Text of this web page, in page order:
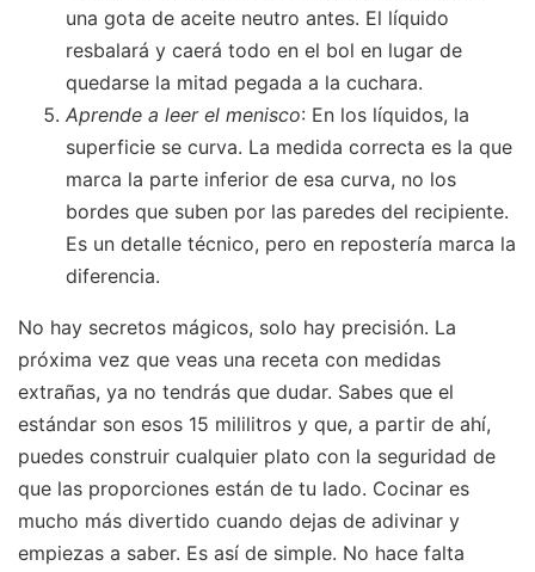
una gota de aceite neutro antes. El líquido
resbalará y caerá todo en el bol en lugar de
quedarse la mitad pegada a la cuchara.
Aprende a leer el menisco: En los líquidos, la
superficie se curva. La medida correcta es la que
marca la parte inferior de esa curva, no los
bordes que suben por las paredes del recipiente.
Es un detalle técnico, pero en repostería marca la
diferencia.
No hay secretos mágicos, solo hay precisión. La
próxima vez que veas una receta con medidas
extrañas, ya no tendrás que dudar. Sabes que el
estándar son esos 15 mililitros y que, a partir de ahí,
puedes construir cualquier plato con la seguridad de
que las proporciones están de tu lado. Cocinar es
mucho más divertido cuando dejas de adivinar y
empiezas a saber. Es así de simple. No hace falta